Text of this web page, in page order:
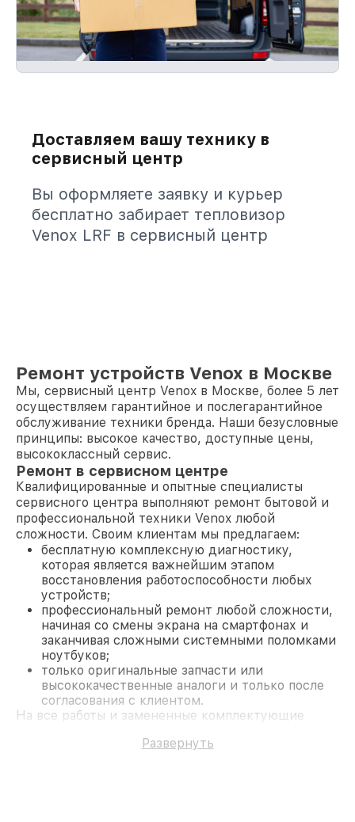
Доставляем вашу технику в
сервисный центр
Вы оформляете заявку и курьер
бесплатно забирает тепловизор
Venox LRF в сервисный центр
Ремонт устройств Venox в Москве
Мы, сервисный центр Venox в Москве, более 5 лет
осуществляем гарантийное и послегарантийное
обслуживание техники бренда. Наши безусловные
принципы: высокое качество, доступные цены,
высококлассный сервис.
Ремонт в сервисном центре
Квалифицированные и опытные специалисты
сервисного центра выполняют ремонт бытовой и
профессиональной техники Venox любой
сложности. Своим клиентам мы предлагаем:
бесплатную комплексную диагностику,
которая является важнейшим этапом
восстановления работоспособности любых
устройств;
профессиональный ремонт любой сложности,
начиная со смены экрана на смартфонах и
заканчивая сложными системными поломками
ноутбуков;
только оригинальные запчасти или
высококачественные аналоги и только после
согласования с клиентом.
На все работы и замененные комплектующие
поломки по условиям гарантии, мы бесплатно
Развернуть